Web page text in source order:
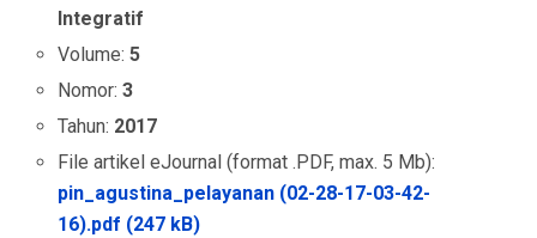
Integratif
Volume:5
Nomor:3
Tahun: 2017
File artikel eJournal (format .PDF, max. 5 Mb):
pin_agustina_pelayanan (02-28-17-03-42-
16).pdf (247 kB)